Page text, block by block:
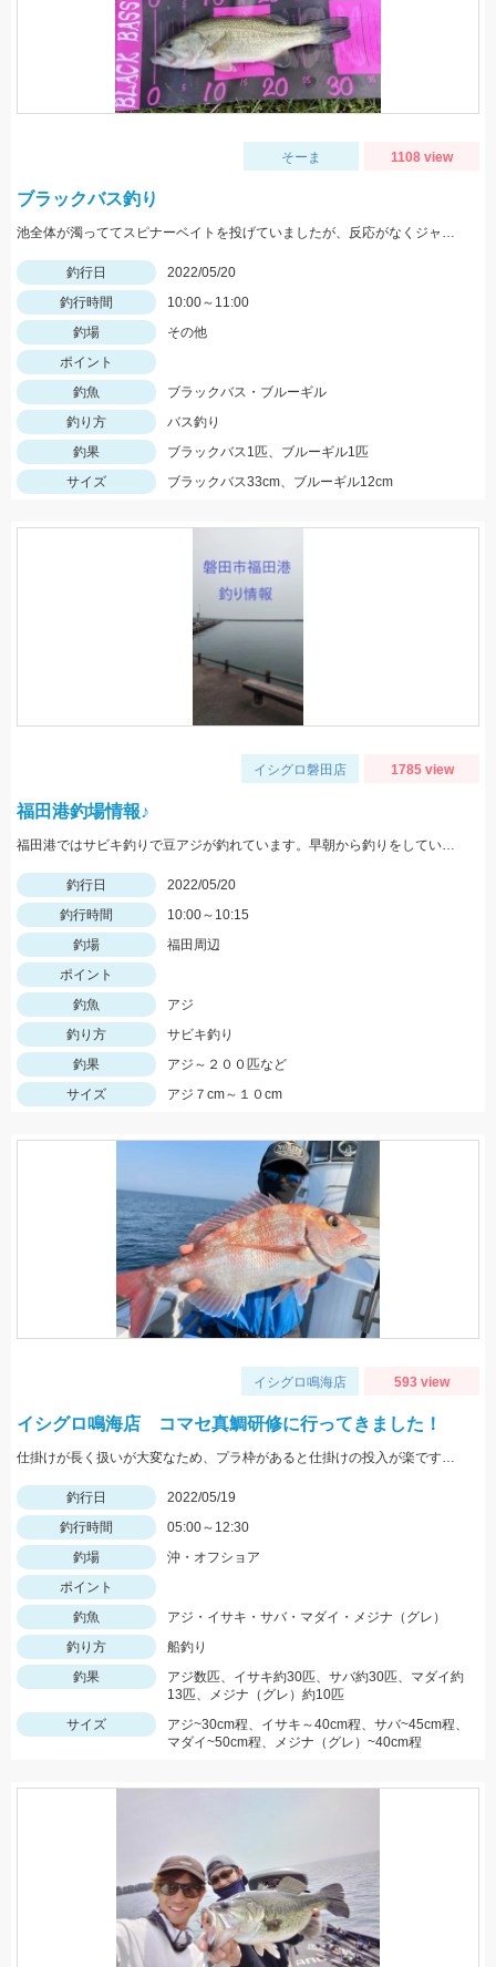
そーま 1108 view
ブラックバス釣り
池全体が濁っててスピナーベイトを投げていましたが、反応がなくジャッカルRVバグ1.5を投げると一投目でヒット！
釣行日
2022/05/20
釣行時間
10:00～11:00
釣場
その他
ポイント
釣魚
ブラックバス・ブルーギル
釣り方
バス釣り
釣果
ブラックバス1匹、ブルーギル1匹
サイズ
ブラックバス33cm、ブルーギル12cm
イシグロ磐田店 1785 view
福田港釣場情報♪
福田港ではサビキ釣りで豆アジが釣れています。早朝から釣りをしている方で２００匹以上釣っている方もいらっしゃいました。
釣行日
2022/05/20
釣行時間
10:00～10:15
釣場
福田周辺
ポイント
釣魚
アジ
釣り方
サビキ釣り
釣果
アジ～２００匹など
サイズ
アジ７cm～１０cm
イシグロ鳴海店 593 view
イシグロ鳴海店 コマセ真鯛研修に行ってきました！
仕掛けが長く扱いが大変なため、プラ枠があると仕掛けの投入が楽ですよ！
釣行日
2022/05/19
釣行時間
05:00～12:30
釣場
沖・オフショア
ポイント
釣魚
アジ・イサキ・サバ・マダイ・メジナ（グレ）
釣り方
船釣り
釣果
アジ数匹、イサキ約30匹、サバ約30匹、マダイ約
13匹、メジナ（グレ）約10匹
サイズ
アジ~30cm程、イサキ～40cm程、サバ~45cm程、
マダイ~50cm程、メジナ（グレ）~40cm程